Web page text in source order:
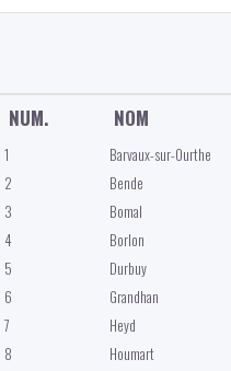
NUM. NOM
1 Barvaux-sur-Ourthe
2
Bende
3
Bomal
4
Borlon
5
Durbuy
6
Grandhan
7
Heyd
8
Houmart